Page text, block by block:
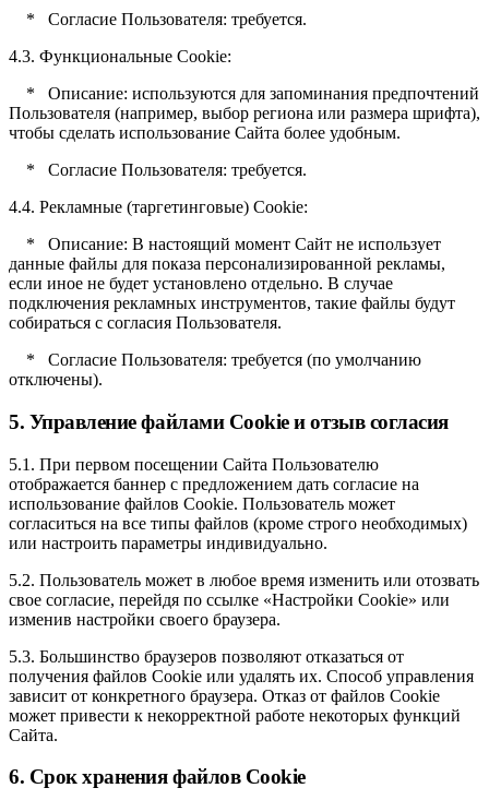
* Согласие Пользователя: требуется.
4.3. Функциональные Cookie:
* Описание: используются для запоминания предпочтений
Пользователя (например, выбор региона или размера шрифта),
чтобы сделать использование Сайта более удобным.
* Согласие Пользователя: требуется.
4.4. Рекламные (таргетинговые) Cookie:
* Описание: В настоящий момент Сайт не использует
данные файлы для показа персонализированной рекламы,
если иное не будет установлено отдельно. В случае
подключения рекламных инструментов, такие файлы будут
собираться с согласия Пользователя.
* Согласие Пользователя: требуется (по умолчанию
отключены).
5. Управление файлами Cookie и отзыв согласия
5.1. При первом посещении Сайта Пользователю
отображается баннер с предложением дать согласие на
использование файлов Cookie. Пользователь может
согласиться на все типы файлов (кроме строго необходимых)
или настроить параметры индивидуально.
5.2. Пользователь может в любое время изменить или отозвать
свое согласие, перейдя по ссылке «Настройки Cookie» или
изменив настройки своего браузера.
5.3. Большинство браузеров позволяют отказаться от
получения файлов Cookie или удалять их. Способ управления
зависит от конкретного браузера. Отказ от файлов Cookie
может привести к некорректной работе некоторых функций
Сайта.
6. Срок хранения файлов Cookie